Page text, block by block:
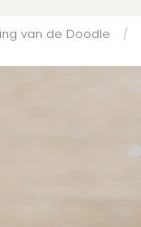
van de Doodle /